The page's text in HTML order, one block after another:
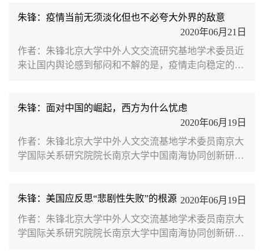
斯在欧洲大陆关键地缘战略点上的观念之争、力量之争
和意志之争。目前，乌克兰危机的溢出效应已经开始显
现，以联合国为中心的全球治理机制正面临脆裂的风
险。自俄乌军事冲突爆发后，美西方不仅没有反思乌克
朱锋：疫情当前无须淡化但也不必夸大外界的敌意
2020年06月21日
作者：朱锋北京大学中外人文交流研究基地学术委员近
来让国内舆论感到郁闷和不解的是，疫情走向稳定的中
国家对中国产品刻意挑剔，还是在借助疫情推动新的
“反华”情绪？答案其实很简单，新冠疫情百年不遇，我
们需要看清世界、更需要看清自己。产品质量是善意的
保障在当前环境下，可以理解供应链阻滞给中国生产商
朱锋：面对中国的崛起，西方为什么忧虑
2020年06月19日
作者：朱锋北京大学中外人文交流基地学术委员南京大
学国际关系研究院院长南京大学中国南海协同创新研究
力、更没有卷入任何一场新的地区军事冲突。然而，西
方国家对中国崛起的忧虑并不取决于中国对外关系的话
语承诺，也不取决于中国对自身外交与国际行动的判断
和认知。由于国际关系本身就是一种复杂的社会关系，
朱锋：美国应反思“悲剧性失败”的根源 2020年06月19日
作者：朱锋北京大学中外人文交流基地学术委员南京大
学国际关系研究院院长南京大学中国南海协同创新研究